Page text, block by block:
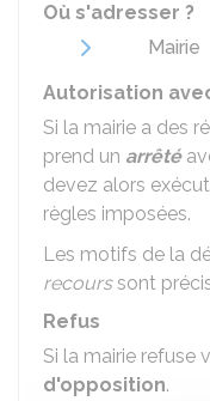
Où s'adresser ?
Mairie
Autorisation
Si la mairie a des
prend un arrêté
devez alors
règles imposées.
Les motifs de la
recourssont
Refus
Si la mairie refuse
d'opposition.